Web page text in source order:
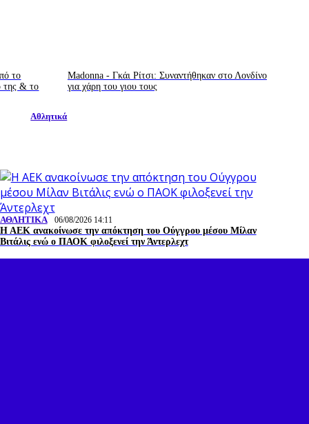
Αθλητικά
το
της & το
Madonna - Γκάι Ρίτσι: Συναντήθηκαν στο Λονδίνο
για χάρη του γιου τους
ΑΘΛΗΤΙΚΑ 06/08/2026 14:11
Η ΑΕΚ ανακοίνωσε την απόκτηση του Ούγγρου μέσου Μίλαν
Βιτάλις ενώ ο ΠΑΟΚ φιλοξενεί την Άντερλεχτ